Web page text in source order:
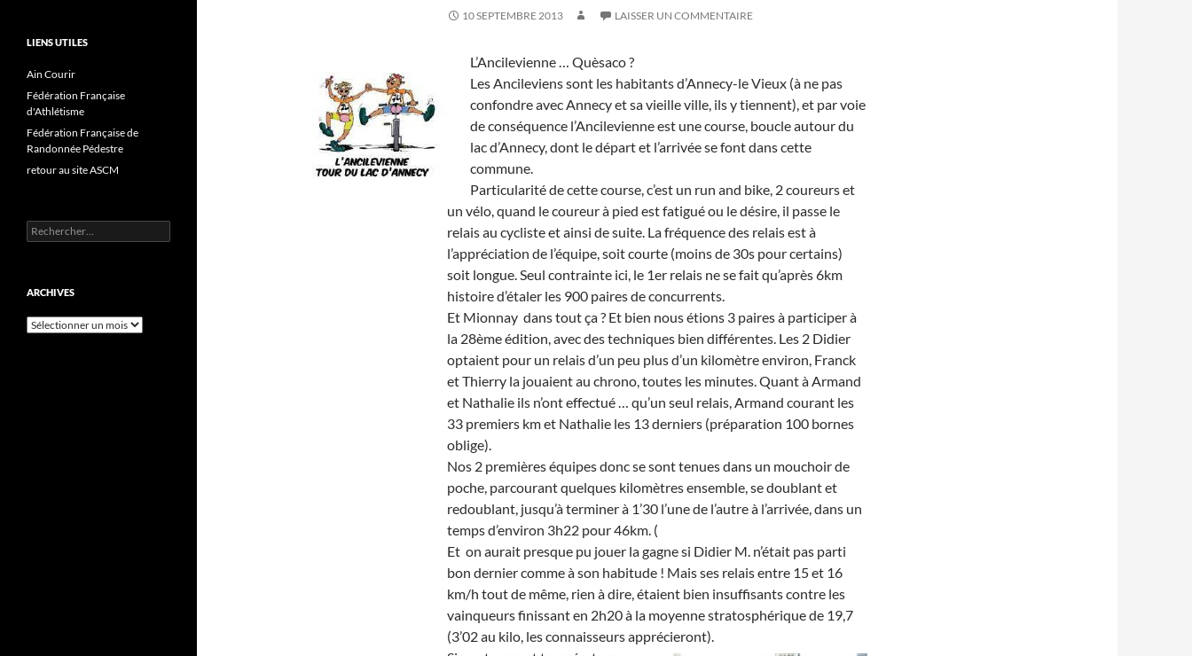
10 SEPTEMBRE 2013 LAISSER UN COMMENTAIRE
L’Ancilevienne … Quèsaco ?
Les Ancileviens sont les habitants d’Annecy-le Vieux (à ne pas
confondre avec Annecy et sa vieille ville, ils y tiennent), et par voie
de conséquence l’Ancilevienne est une course, boucle autour du
lac d’Annecy, dont le départ et l’arrivée se font dans cette
commune.
Particularité de cette course, c’est un run and bike, 2 coureurs et
un vélo, quand le coureur à pied est fatigué ou le désire, il passe le
relais au cycliste et ainsi de suite. La fréquence des relais est à
l’appréciation de l’équipe, soit courte (moins de 30s pour certains)
soit longue. Seul contrainte ici, le 1er relais ne se fait qu’après 6km
histoire d’étaler les 900 paires de concurrents.
Et Mionnay dans tout ça ? Et bien nous étions 3 paires à participer à
la 28ème édition, avec des techniques bien différentes. Les 2 Didier
optaient pour un relais d’un peu plus d’un kilomètre environ, Franck
et Thierry la jouaient au chrono, toutes les minutes. Quant à Armand
et Nathalie ils n’ont effectué … qu’un seul relais, Armand courant les
33 premiers km et Nathalie les 13 derniers (préparation 100 bornes
oblige).
Nos 2 premières équipes donc se sont tenues dans un mouchoir de
poche, parcourant quelques kilomètres ensemble, se doublant et
redoublant, jusqu’à terminer à 1’30 l’une de l’autre à l’arrivée, dans un
temps d’environ 3h22 pour 46km. (
Et on aurait presque pu jouer la gagne si Didier M. n’était pas parti
bon dernier comme à son habitude ! Mais ses relais entre 15 et 16
km/h tout de même, rien à dire, étaient bien insuffisants contre les
vainqueurs finissant en 2h20 à la moyenne stratosphérique de 19,7
(3’02 au kilo, les connaisseurs apprécieront).
LIENS UTILES
Ain Courir
Fédération Française
d'Athlétisme
Fédération Française de
Randonnée Pédestre
retour au site ASCM
Rechercher :
ARCHIVES
Archives